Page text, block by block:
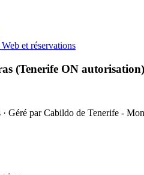
Web et réservations
(Tenerife ON autorisation)
Géré par Cabildo de Tenerife -